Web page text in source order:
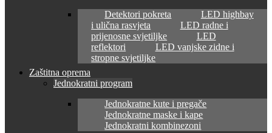
Detektori pokreta
LED highbay
i ulična rasvjeta
LED radne i
prijenosne svjetiljke
LED
reflektori
LED vanjske zidne i
stropne svjetiljke
Zaštitna oprema
Jednokratni program
Jednokratne kute i pregače
Jednokratne maske i kape
Jednokratni kombinezoni